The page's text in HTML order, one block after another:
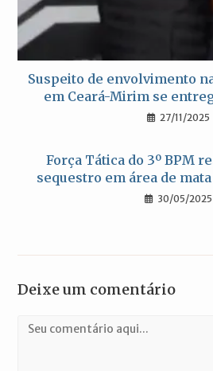
Suspeito de envolvimento
em Ceará-Mirim se
27/11/2025
Força Tática do 3º BPM
sequestro em área de
30/05/2025
Deixe um comentário
Comentário